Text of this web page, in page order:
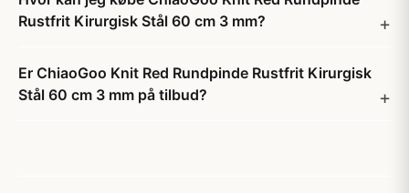
Rustfrit Kirurgisk Stål 60 cm 3 mm?
Er ChiaoGoo Knit Red Rundpinde Rustfrit Kirurgisk
Stål 60 cm 3 mm på tilbud?